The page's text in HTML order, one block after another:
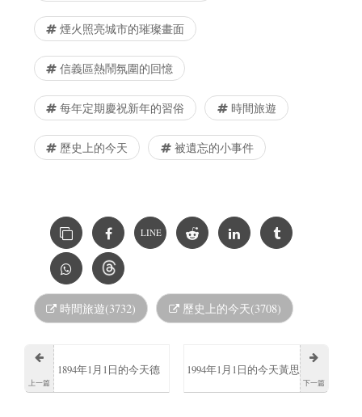
煙火照亮城市的璀璨畫面
信義區熱鬧氛圍的回憶
每年定期慶祝新年的習俗 時間旅遊
歷史上的今天 被遺忘的小事件
LINE
時間旅遊(3732) 歷史上的今天(3708)
上一篇
1894年1月1日的今天德
下一篇
1994年1月1日的今天黃思